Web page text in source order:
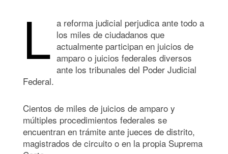
L a reforma judicial perjudica ante todo a
los miles de ciudadanos que
actualmente participan en juicios de
amparo o juicios federales diversos
ante los tribunales del Poder Judicial
Federal.
Cientos de miles de juicios de amparo y
múltiples procedimientos federales se
encuentran en trámite ante jueces de distrito,
magistrados de circuito o en la propia Suprema